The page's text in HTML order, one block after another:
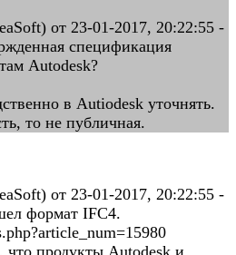
от 23-01-2017, 20:22:55 -
спецификация
Autodesk?
в Autiodesk уточнять.
то не публичная.
от 23-01-2017, 20:22:55 -
формат IFC4.
что продукты Autodesk и